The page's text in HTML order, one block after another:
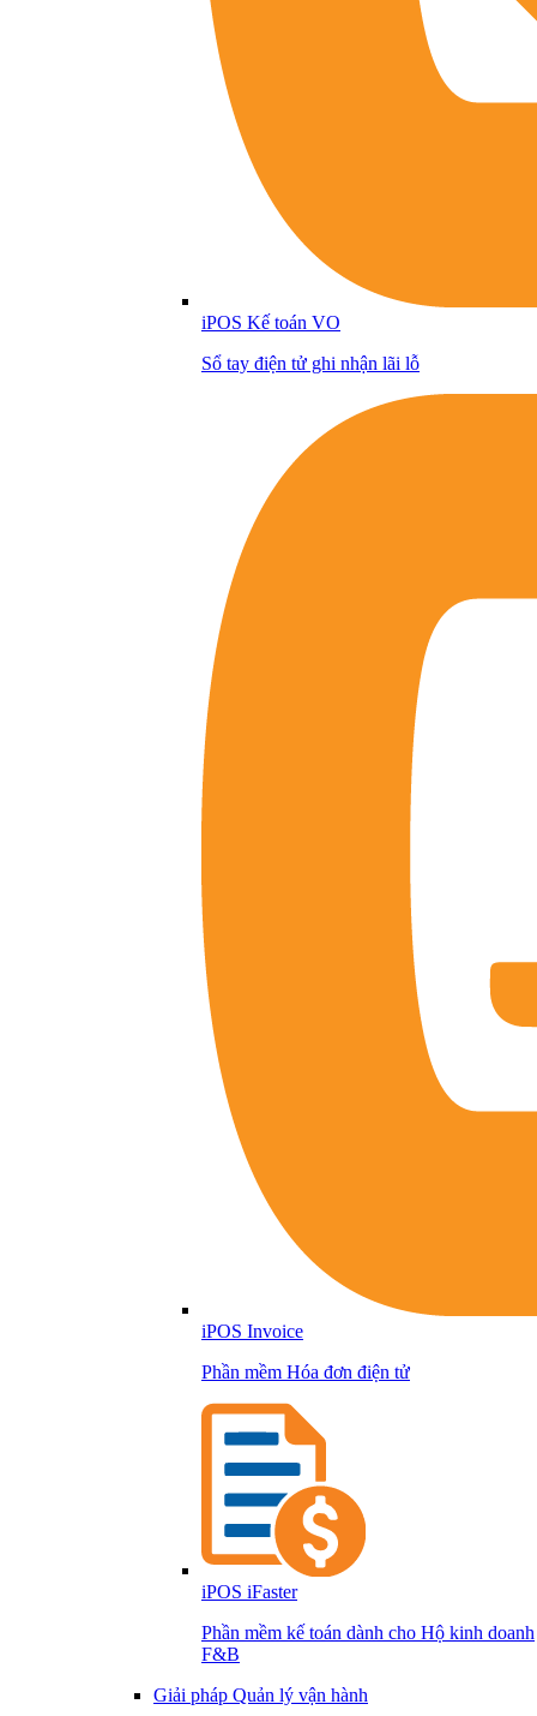
iPOS Kế toán VO
Sổ tay điện tử ghi nhận lãi lỗ
iPOS Invoice
Phần mềm Hóa đơn điện tử
iPOS iFaster
Phần mềm kế toán dành cho Hộ kinh doanh
F&B
Giải pháp Quản lý vận hành